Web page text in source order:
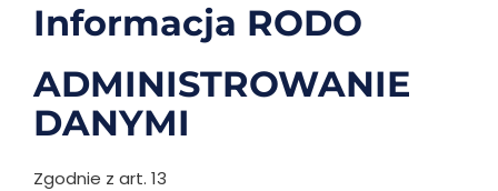
Informacja RODO
ADMINISTROWANIE
DANYMI
Zgodnie z art. 13